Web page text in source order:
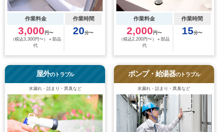
作業料金 作業時間
3,000 円〜
（税込3,300円〜）＋部品
代
20分〜
作業料金 作業時間
2,000 円〜
（税込2,200円〜）＋部品
代
15分〜
屋外のトラブル
水漏れ・詰まり・異臭など
ポンプ・給湯器のトラブル
水漏れ・詰まり・異臭など